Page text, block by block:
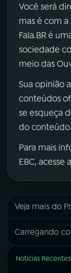
Você será
mas é com
Fala.BR é
sociedade
meio das
Sua opinião
conteúdos
se esqueça
do conteúdo
Para mais
EBC,
Veja mais do
Carregando
Notícias Recentes